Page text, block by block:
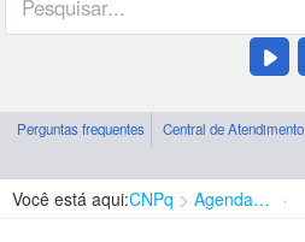
Perguntas frequentes Central de Atendimento
Você está aqui:CNPq Agenda de autoridades